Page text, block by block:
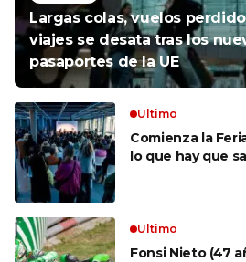
Largas colas, vuelos
viajes se desata tras los
pasaportes de la UE
Ultimo
Comienza la
lo que hay que
Ultimo
Fonsi Nieto (47